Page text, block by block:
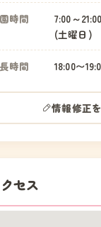
時間
7:00～
(土曜日)
時間 18:00〜
情報修正
セス